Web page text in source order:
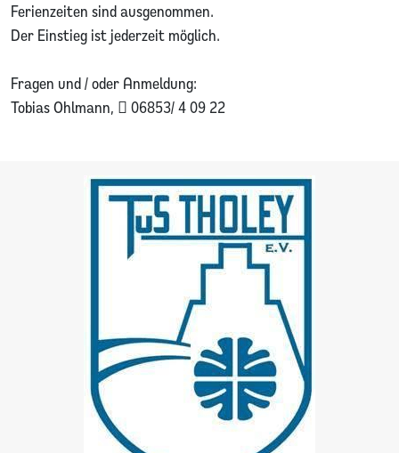
Ferienzeiten sind ausgenommen.
Der Einstieg ist jederzeit möglich.
Fragen und / oder Anmeldung:
Tobias Ohlmann,  06853/ 4 09 22